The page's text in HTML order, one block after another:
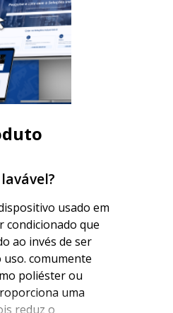
usado em
condicionado que
ao invés de ser
comumente
poliéster ou
uma
reduz o